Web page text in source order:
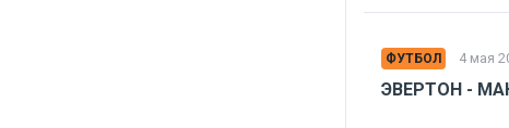
ФУТБОЛ 4 мая
ЭВЕРТОН -